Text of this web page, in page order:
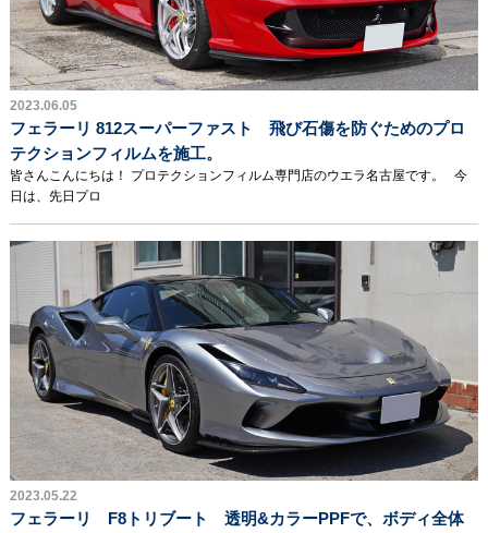
2023.06.05
フェラーリ 812スーパーファスト 飛び石傷を防ぐためのプロ
テクションフィルムを施工。
皆さんこんにちは！ プロテクションフィルム専門店のウエラ名古屋です。 今
日は、先日プロ
2023.05.22
フェラーリ F8トリブート 透明&カラーPPFで、ボディ全体